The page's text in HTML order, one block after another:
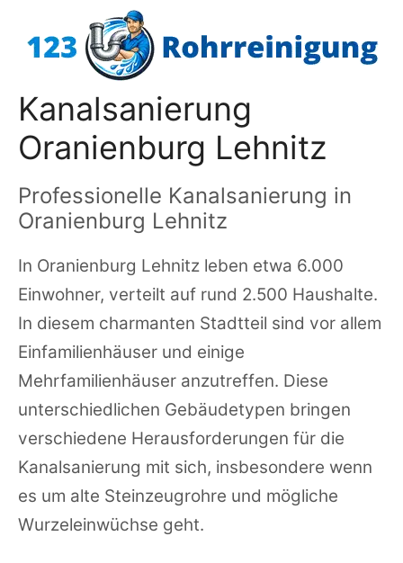
Inhalt
Kanalsanierung
Oranienburg Lehnitz
Professionelle Kanalsanierung in
Oranienburg Lehnitz
In Oranienburg Lehnitz leben etwa 6.000
Einwohner, verteilt auf rund 2.500 Haushalte.
In diesem charmanten Stadtteil sind vor allem
Einfamilienhäuser und einige
Mehrfamilienhäuser anzutreffen. Diese
unterschiedlichen Gebäudetypen bringen
verschiedene Herausforderungen für die
Kanalsanierung mit sich, insbesondere wenn
es um alte Steinzeugrohre und mögliche
Wurzeleinwüchse geht.